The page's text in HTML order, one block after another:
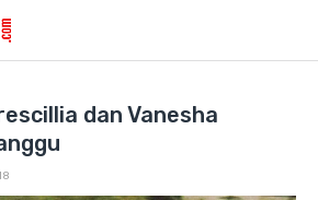
dan Vanesha